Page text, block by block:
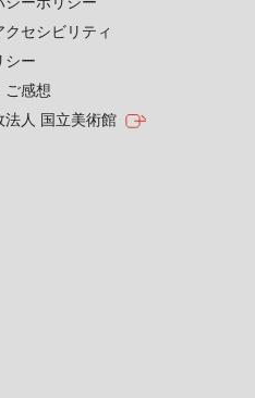
クセシビリティ
シー
ご感想
法人 国立美術館